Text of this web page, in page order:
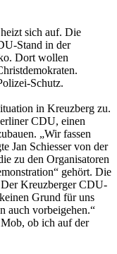
sich auf. Die
Stand in der
Dort wollen
Schutz.
in Kreuzberg zu.
CDU, einen
„Wir fassen
Jan Schiesser von der
zu den Organisatoren
gehört. Die
Kreuzberger CDU-
Grund für uns
auch vorbeigehen.“
ob ich auf der